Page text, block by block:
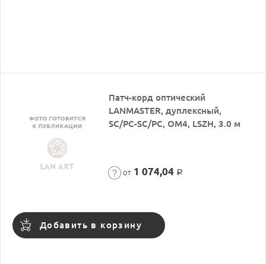
Патч-корд оптический
LANMASTER, дуплексный,
SC/PC-SC/PC, OM4, LSZH, 3.0 м
от 1 074,04 Р
Добавить в корзину